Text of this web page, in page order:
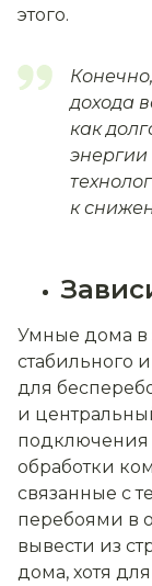
этого.
дохода
как
энергии
к
Умные дома в
стабильного
для
и
подключения
обработки
связанные с
перебоями в
вывести из
дома, хотя